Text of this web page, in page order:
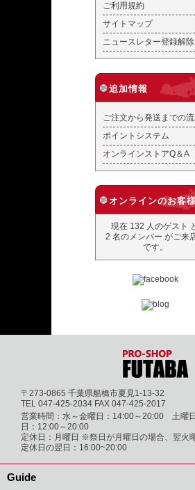
ご利用規約
サイトマップ
ニュースレター登録解除
追加情報
ご注文から発送までの
ポイントシステム
オンラインストアQ＆A
オンラインのお客様
現在 132 人のゲスト
2 名のメンバー がご来
です。
〒273-0865 千葉県船橋市夏見1-13-32
TEL 047-425-2034 FAX 047-425-2017
営業時間：水～金曜日：14:00～20:00 土曜
日：12:00～20:00
定休日：月曜日 ※祭日が月曜日の場合、翌火
定休日の翌日：16:00~20:00
Guide